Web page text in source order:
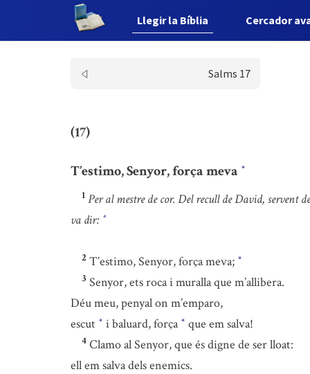
Llegir la Bíblia Cercador
Salms 17
(17)
T’estimo, Senyor, força meva *
1 Per al mestre de cor. Del recull de David, servent
va dir: *
2 T’estimo, Senyor, força meva; *
3 Senyor, ets roca i muralla que m’allibera.
Déu meu, penyal on m’emparo,
escut * i baluard, força * que em salva!
4 Clamo al Senyor, que és digne de ser lloat:
ell em salva dels enemics.